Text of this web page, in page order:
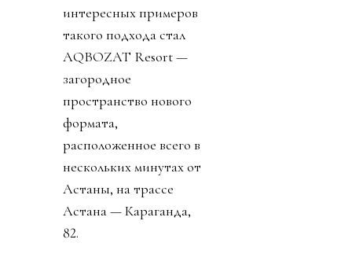
интересных примеров
такого подхода стал
AQBOZAT Resort —
загородное
пространство нового
формата,
расположенное всего в
нескольких минутах от
Астаны, на трассе
Астана — Караганда,
82.